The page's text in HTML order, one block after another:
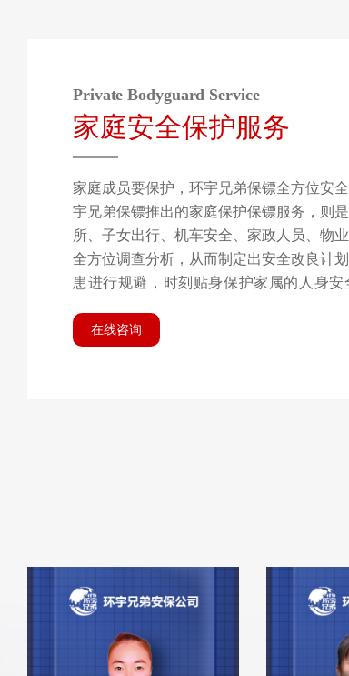
Private Bodyguard Service
家庭安全保护服务
家庭成员要保护，环宇兄弟保镖全方位安
宇兄弟保镖推出的家庭保护保镖服务，则
所、子女出行、机车安全、家政人员、物
全方位调查分析，从而制定出安全改良计
患进行规避，时刻贴身保护家属的人身
障。在线咨询